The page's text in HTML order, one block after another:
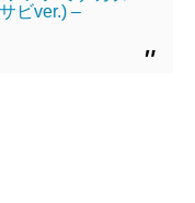
ビver.) –